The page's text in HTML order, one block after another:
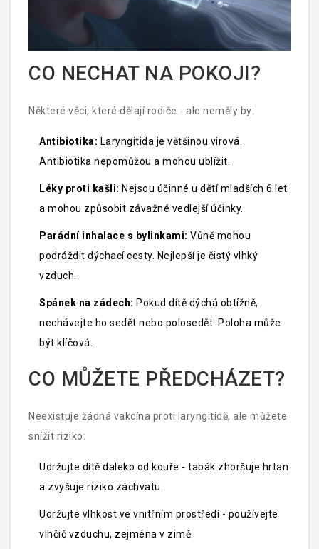
CO NECHAT NA POKOJI?
Některé věci, které dělají rodiče - ale neměly by:
Antibiotika: Laryngitida je většinou virová.
Antibiotika nepomůžou a mohou ublížit.
Léky proti kašli: Nejsou účinné u dětí mladších 6 let
a mohou způsobit závažné vedlejší účinky.
Parádní inhalace s bylinkami: Vůně mohou
podráždit dýchací cesty. Nejlepší je čistý vlhký
vzduch.
Spánek na zádech: Pokud dítě dýchá obtížně,
nechávejte ho sedět nebo polosedět. Poloha může
být klíčová.
CO MŮŽETE PŘEDCHÁZET?
Neexistuje žádná vakcína proti laryngitidě, ale můžete
snížit riziko:
Udržujte dítě daleko od kouře - tabák zhoršuje hrtan
a zvyšuje riziko záchvatu.
Udržujte vlhkost ve vnitřním prostředí - používejte
vlhčič vzduchu, zejména v zimě.